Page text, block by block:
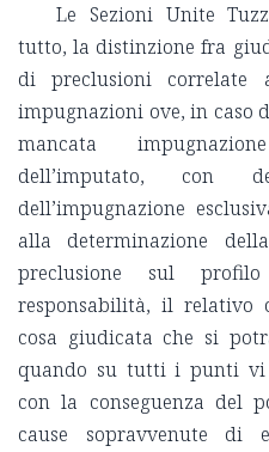
Le Sezioni Unite
tutto, la distinzione fra
di preclusioni correlate
impugnazioni ove, in caso
mancata
dell’imputato, con
dell’impugnazione
alla determinazione
preclusione sul profilo
responsabilità, il
cosa giudicata che si
quando su tutti i punti vi
con la conseguenza del
cause sopravvenute di